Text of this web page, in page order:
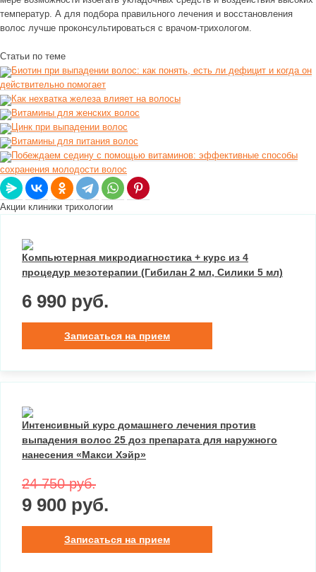
температур. А для подбора правильного лечения и восстановления
волос лучше проконсультироваться с врачом-трихологом.
Статьи по теме
Биотин при выпадении волос: как понять, есть ли дефицит и когда он
действительно помогает
Как нехватка железа влияет на волосы
Витамины для женских волос
Цинк при выпадении волос
Витамины для питания волос
Побеждаем седину с помощью витаминов: эффективные способы
сохранения молодости волос
Акции клиники трихологии
Компьютерная микродиагностика + курс из 4
процедур мезотерапии (Гибилан 2 мл, Силики 5 мл)
6 990 руб.
Записаться на прием
Интенсивный курс домашнего лечения против
выпадения волос 25 доз препарата для наружного
нанесения «Макси Хэйр»
24 750 руб.
9 900 руб.
Записаться на прием